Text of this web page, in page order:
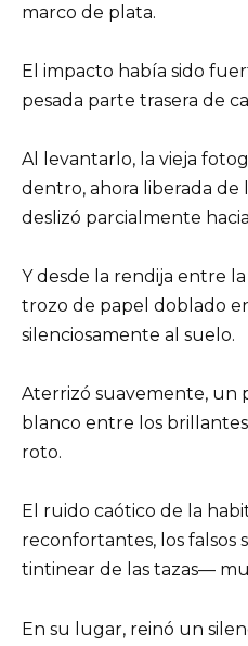
marco de plata.
El impacto había sido
pesada parte trasera de
Al levantarlo, la vieja
dentro, ahora liberada de
deslizó parcialmente
Y desde la rendija entre
trozo de papel doblado
silenciosamente al suelo.
Aterrizó suavemente, un
blanco entre los
roto.
El ruido caótico de la
reconfortantes, los falsos
tintinear de las tazas—
En su lugar, reinó un